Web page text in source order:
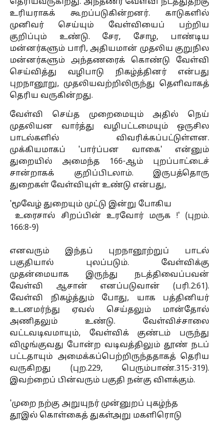
தெரியவருகிறது. அந்தணர் வேள்வி நடத்துதற்கு
உரியராகக் கூறப்படுகின்றனர். காடுகளில்
முனிவர் செய்யும் வேள்வியைப் பற்றிய
குறிப்பும் உண்டு. சேர, சோழ, பாண்டிய
மன்னர்களும் பாரி, அதியமான் முதலிய குறுநில
மன்னர்களும் ௮ந்தணரைக் கொண்டு வேள்வி
செய்வித்து வழிபாடு நிகழ்த்தினர் என்பது
புறநானூறு, முதலியவற்றிலிருந்து தெளிவாகத்
தெரிய வருகின்றது.
வேள்வி செய்த முறைமையும் அதில் நெய்
முதலியன வார்த்து வழிபட்டமையும் ஒருசில
பாடல்களில் விவரிக்கப்பட்டுள்ளன.
முக்கியமாகப் 'பார்ப்பன வாகை' என்னும்
துறையில் அமைந்த 166-ஆம் புறப்பாட்டைச்
சான்றாகக் குறிப்பிடலாம். இருபத்தொரு
துறைகள் வேள்வியுள் உண்டு என்பது,
'மூவேழ் துறையும் முட்டு இன்று போகிய
உரைசால் சிறப்பின் உரவோர் மருக !' (புறம்.
166:8-9)
எனவரும் இந்தப் புறநானூற்றுப் பாடல்
பகுதியால் புலப்படும். வேள்விக்கு
முதன்மையாக இருந்து நடத்திவைப்பவன்
வேள்வி ஆசான் எனப்படுவான் (பரி.2:61).
வேள்வி நிகழ்த்தும் போது, யாக பத்தினியர்
உடனமர்ந்து ஏவல் செய்தலும் மான்தோல்
அணிதலும் உண்டு. வேள்விச்சாலை
வட்டவடிவமாயும், வேள்விக் குண்டம் பருந்து
விழுங்குவது போன்ற வடிவத்திலும் தூண் நடப்
பட்டதாயும் அமைக்கப்பெற்றிருந்ததாகத் தெரிய
வருகிறது (புற.229, பெரும்பாண்.315-319).
இவற்றைப் பின்வரும் பகுதி நன்கு விளக்கும்.
'முறை நற்கு அறுயுநர் முன்னுறப் புகழ்ந்த
தூஇல் கொள்கைத் துகள்அறு மகளிரொடு